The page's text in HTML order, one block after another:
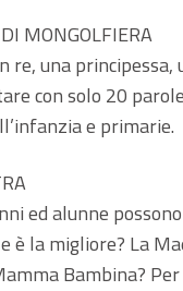
MONGOLFIERA
re, una
con solo 20
e primarie.
ed alunne
è la migliore? La
Bambina?